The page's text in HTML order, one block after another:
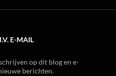
E-MAIL
op dit blog en e-
berichten.